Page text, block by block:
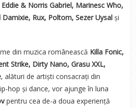
& Norris Gabriel, Marinesc Who,
Damixie, Rux, Poltom, Sezer Uysal și
din muzica românească Killa Fonic,
Strike, Dirty Nano, Grasu XXL,
, alături de artiști consacrați din
hop și dance, vor ajunge în luna
pentru cea de-a doua experiență